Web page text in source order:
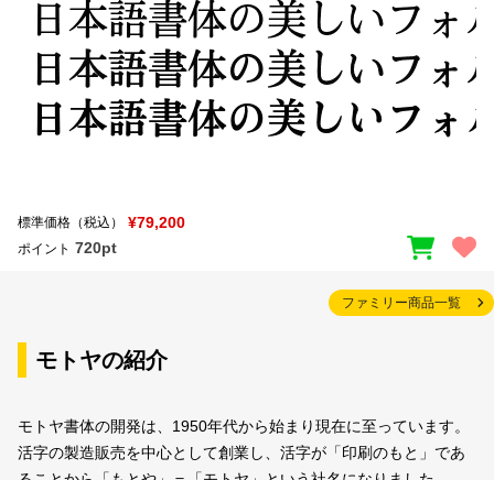
標準価格（税込） ¥79,200
ポイント 720pt
ファミリー商品一覧
モトヤの紹介
モトヤ書体の開発は、1950年代から始まり現在に至っています。
活字の製造販売を中心として創業し、活字が「印刷のもと」であ